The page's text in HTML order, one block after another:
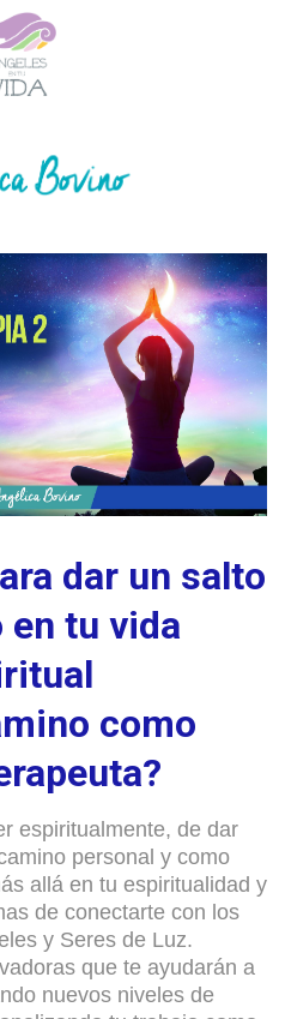
dar un salto
tu vida
como
espiritualmente, de dar
personal y como
allá en tu espiritualidad y
de conectarte con los
y Seres de Luz.
que te ayudarán a
nuevos niveles de